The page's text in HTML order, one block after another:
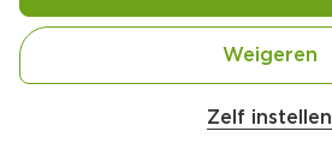
Zelf instellen
Weigeren